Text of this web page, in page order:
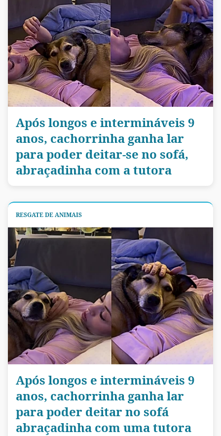
Após longos e intermináveis 9
anos, cachorrinha ganha lar
para poder deitar-se no sofá,
abraçadinha com a tutora
RESGATE DE ANIMAIS
Após longos e intermináveis 9
anos, cachorrinha ganha lar
para poder deitar no sofá
abraçadinha com uma tutora